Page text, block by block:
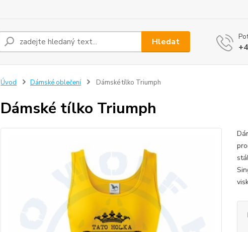
Hledat
Úvod Dámské oblečení Dámské tílko Triumph
Dámské tílko Triumph